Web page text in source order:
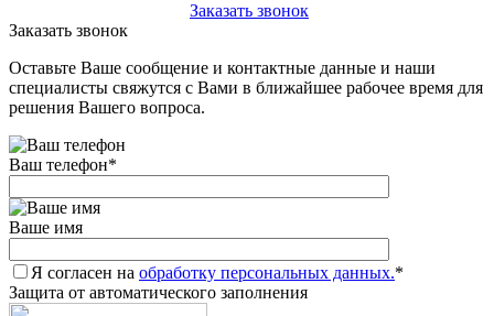
Заказать звонок
Заказать звонок
Оставьте Ваше сообщение и контактные данные и наши
специалисты свяжутся с Вами в ближайшее рабочее время для
решения Вашего вопроса.
Ваш телефон*
Ваше имя
Я согласен на обработку персональных данных.*
Защита от автоматического заполнения